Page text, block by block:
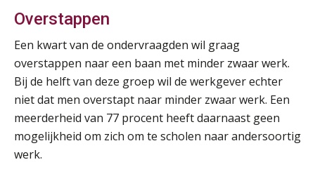
Overstappen
Een kwart van de ondervraagden wil graag
overstappen naar een baan met minder zwaar werk.
Bij de helft van deze groep wil de werkgever echter
niet dat men overstapt naar minder zwaar werk. Een
meerderheid van 77 procent heeft daarnaast geen
mogelijkheid om zich om te scholen naar andersoortig
werk.
SEP
MOCuitgevers
SEP
MOCuitgevers
08
SEP
Tweedaagse online Excel training voor de salarisadministrateur (verdieping, specialisatie en AI)
MOCuitgevers